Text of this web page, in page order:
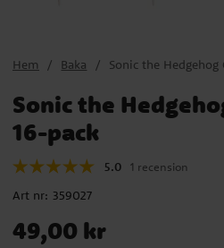
Hem Baka Sonic the Hedgehog
Sonic the
16-pack
5.0 1 recension
Art nr: 359027
Pris: 49,00 kr
49,00 kr